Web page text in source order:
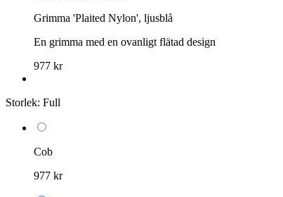
Grimma 'Plaited Nylon', ljusblå
En grimma med en ovanligt flätad design
977 kr
Storlek: Full
Cob
977 kr